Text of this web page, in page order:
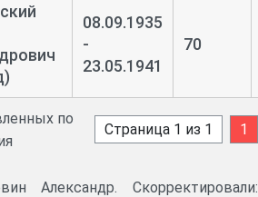
08.09.1935
-
23.05.1941
70
по
Страница 1 из 1 1
Александр. Скорректировали: